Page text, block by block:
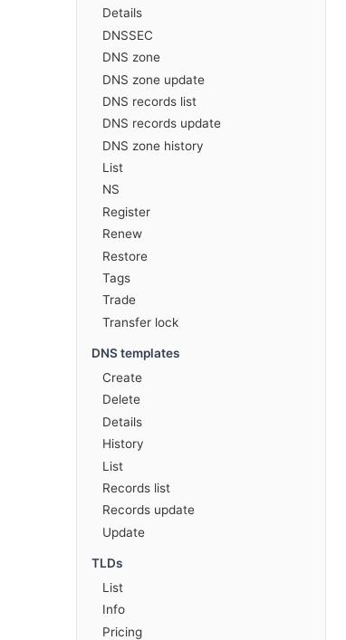
Details
DNSSEC
DNS zone
DNS zone update
DNS records list
DNS records update
DNS zone history
List
NS
Register
Renew
Restore
Tags
Trade
Transfer lock
DNS templates
Create
Delete
Details
History
List
Records list
Records update
Update
TLDs
List
Info
Pricing